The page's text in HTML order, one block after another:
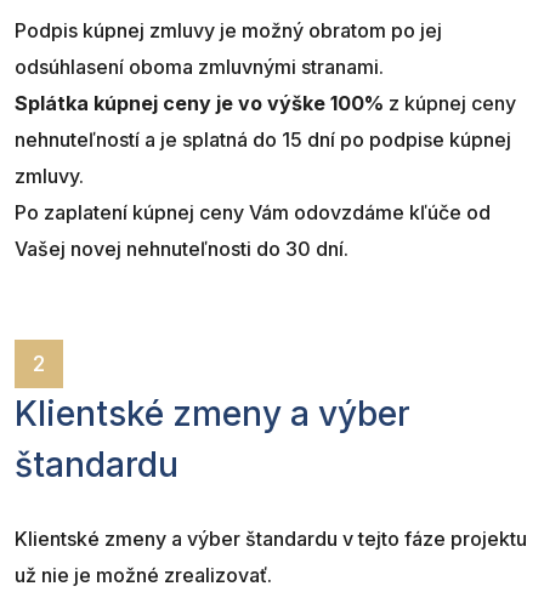
Podpis kúpnej zmluvy je možný obratom po jej
odsúhlasení oboma zmluvnými stranami.
Splátka kúpnej ceny je vo výške 100% z kúpnej ceny
nehnuteľností a je splatná do 15 dní po podpise kúpnej
zmluvy.
Po zaplatení kúpnej ceny Vám odovzdáme kľúče od
Vašej novej nehnuteľnosti do 30 dní.
2
Klientské zmeny a výber
štandardu
Klientské zmeny a výber štandardu v tejto fáze projektu
už nie je možné zrealizovať.